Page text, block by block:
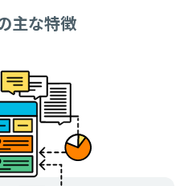
主な特徴